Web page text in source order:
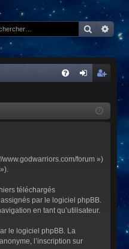
cri
forum »)
téléchargés
par le logiciel phpBB.
en tant qu’utilisateur.
le logiciel phpBB. La
l’inscription sur